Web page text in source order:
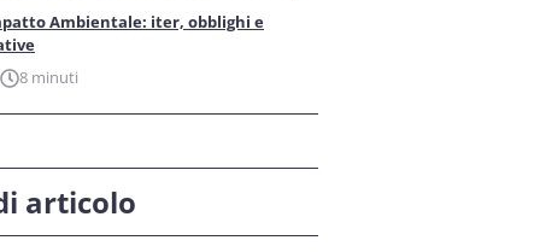
Ambientale: iter, obblighi e
8 minuti
articolo